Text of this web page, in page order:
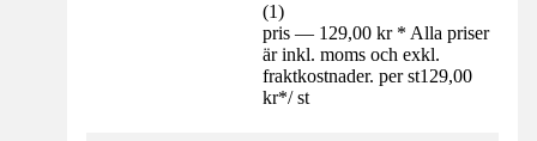
(1)
pris — 129,00 kr * Alla priser
är inkl. moms och exkl.
fraktkostnader. per st129,00
kr*/ st